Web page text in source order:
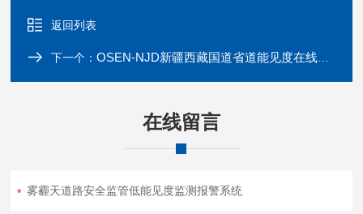
返回列表
下一个：OSEN-NJD新疆西藏国道省道能见度在线监测分析系统
在线留言